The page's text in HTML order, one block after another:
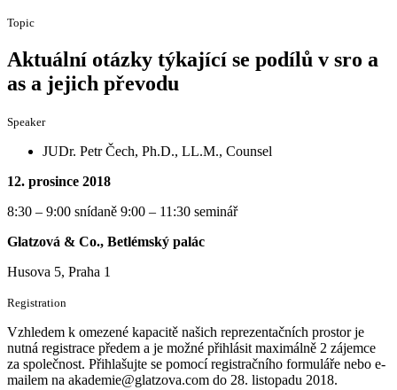
Topic
Aktuální otázky týkající se podílů v sro a
as a jejich převodu
Speaker
JUDr. Petr Čech, Ph.D., LL.M., Counsel
12. prosince 2018
8:30 – 9:00 snídaně 9:00 – 11:30 seminář
Glatzová & Co., Betlémský palác
Husova 5, Praha 1
Registration
Vzhledem k omezené kapacitě našich reprezentačních prostor je
nutná registrace předem a je možné přihlásit maximálně 2 zájemce
za společnost. Přihlašujte se pomocí registračního formuláře nebo e-
mailem na akademie@glatzova.com do 28. listopadu 2018.